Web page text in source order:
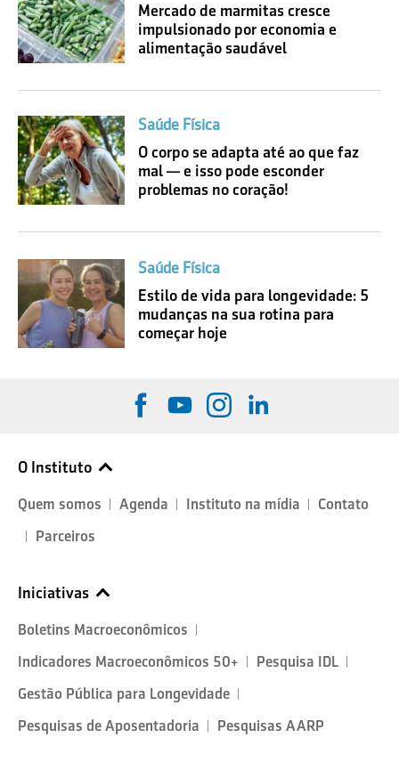
Mercado de marmitas cresce
impulsionado por economia e
alimentação saudável
Saúde Física
O corpo se adapta até ao que faz
mal — e isso pode esconder
problemas no coração!
Saúde Física
Estilo de vida para longevidade: 5
mudanças na sua rotina para
começar hoje
O Instituto
Quem somos Agenda Instituto na mídia
Contato
Parceiros
Iniciativas
Boletins Macroeconômicos
Indicadores Macroeconômicos 50+
Pesquisa IDL
Gestão Pública para Longevidade
Pesquisas de Aposentadoria
Pesquisas AARP